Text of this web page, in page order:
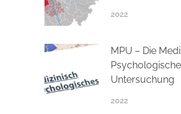
2022
MPU – Die
Psychologische
Untersuchung
2022